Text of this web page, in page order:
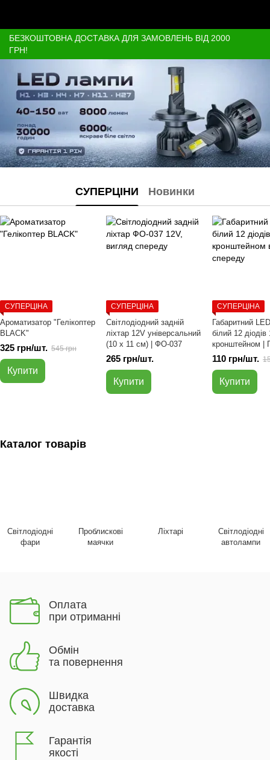
БЕЗКОШТОВНА ДОСТАВКА ДЛЯ ЗАМОВЛЕНЬ ВІД 2000
ГРН!
СУПЕРЦІНИ Новинки
СУПЕРЦІНА
Ароматизатор "Гелікоптер
BLACK"
325 грн/шт. 545 грн
Купити
СУПЕРЦІНА
Світлодіодний задній
ліхтар 12V універсальний
(10 х 11 см) | ФО-037
265 грн/шт.
Купити
СУПЕРЦІНА
Габаритний
білий 12
кронштейном |
110 грн/шт.
Купити
Каталог товарів
Світлодіодні
фари
Проблискові
маячки
Ліхтарі
Світлодіодні
автолампи
Оплата
при отриманні
Обмін
та повернення
Швидка
доставка
Гарантія
якості